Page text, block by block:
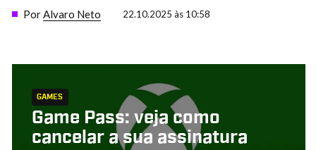
PorAlvaro Neto 22.10.2025 às 10:58
GAMES
Game Pass: veja como
cancelar a sua assinatura